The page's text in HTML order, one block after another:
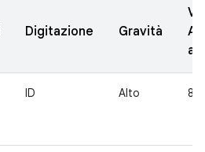
Digitazione Gravità
ID Alto